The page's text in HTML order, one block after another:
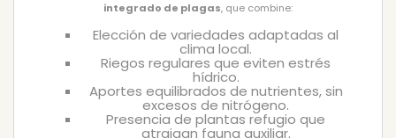
integrado de plagas, que combine:
Elección de variedades adaptadas al
clima local.
Riegos regulares que eviten estrés
hídrico.
Aportes equilibrados de nutrientes, sin
excesos de nitrógeno.
Presencia de plantas refugio que
atraigan fauna auxiliar.